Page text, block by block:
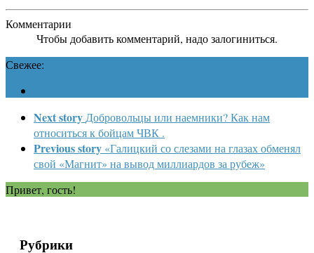
Комментарии
Чтобы добавить комментарий, надо залогиниться.
Свежее:
Next story Добровольцы или наемники? Как нам
относиться к бойцам ЧВК .
Previous story «Галицкий со слезами на глазах обменял
свой «Магнит» на вывод миллиардов за рубеж»
Привет, гость!
Рубрики